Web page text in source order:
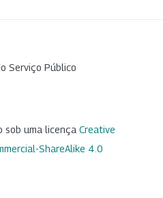
Serviço Público
sob uma licença Creative
ShareAlike 4.0